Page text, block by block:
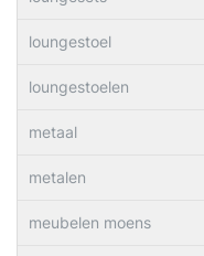
loungestoel
loungestoelen
metaal
metalen
meubelen moens